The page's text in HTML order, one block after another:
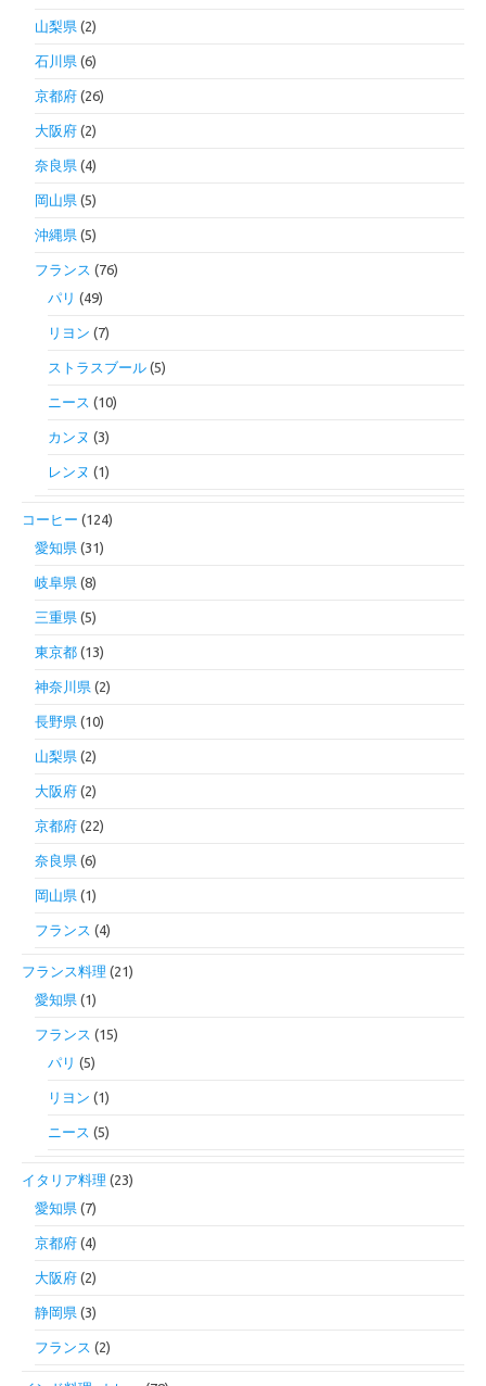
山梨県 (2)
石川県 (6)
京都府 (26)
大阪府 (2)
奈良県 (4)
岡山県 (5)
沖縄県 (5)
フランス (76)
パリ (49)
リヨン (7)
ストラスブール (5)
ニース (10)
カンヌ (3)
レンヌ (1)
コーヒー (124)
愛知県 (31)
岐阜県 (8)
三重県 (5)
東京都 (13)
神奈川県 (2)
長野県 (10)
山梨県 (2)
大阪府 (2)
京都府 (22)
奈良県 (6)
岡山県 (1)
フランス (4)
フランス料理 (21)
愛知県 (1)
フランス (15)
パリ (5)
リヨン (1)
ニース (5)
イタリア料理 (23)
愛知県 (7)
京都府 (4)
大阪府 (2)
静岡県 (3)
フランス (2)